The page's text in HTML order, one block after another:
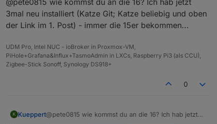
auf 0 zu bekommen, damit er der Realität
entspricht?
3mal neu installiert (Katze Git; Katze beliebig und oben
der Link im 1. Post) - immer die 15er bekommen...
UDM Pro, Intel NUC - ioBroker in Proxmox-VM,
PiHole+Grafana&Influx+TasmoAdmin in LXCs, Raspberry Pi3 (als CCU),
Zigbee-Stick Sonoff, Synology DS918+
0
K Kueppert@pete0815 wie kommst du an die 16? Ich hab jetzt